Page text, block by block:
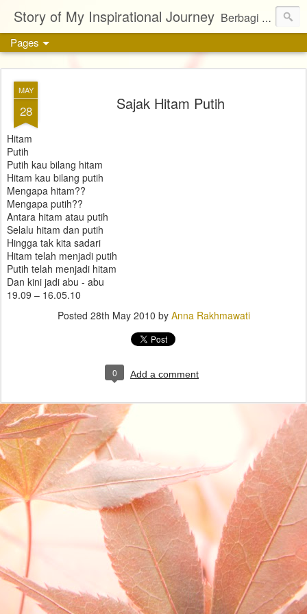
Story of My Inspirational Journey Berbagi kisah, karya, dan inspirasi tentang kehidupan
Pages
MAY
28 Sajak Hitam Putih
Hitam
Putih
Putih kau bilang hitam
Hitam kau bilang putih
Mengapa hitam??
Mengapa putih??
Antara hitam atau putih
Selalu hitam dan putih
Hingga tak kita sadari
Hitam telah menjadi putih
Putih telah menjadi hitam
Dan kini jadi abu - abu
19.09 – 16.05.10
Posted 28th May 2010 by Anna Rakhmawati
0 Add a comment